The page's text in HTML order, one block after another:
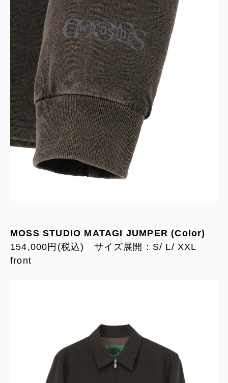
MOSS STUDIO MATAGI JUMPER (Color)
154,000円(税込) サイズ展開：S/ L/ XXL
front